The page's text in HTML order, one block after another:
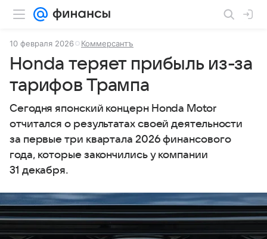
10 февраля 2026 Коммерсантъ
Honda теряет прибыль из-за
тарифов Трампа
Сегодня японский концерн Honda Motor
отчитался о результатах своей деятельности
за первые три квартала 2026 финансового
года, которые закончились у компании
31 декабря.